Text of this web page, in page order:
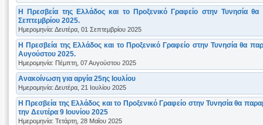
Η Πρεσβεία της Ελλάδος και το Προξενικό Γραφείο στην Τυνησία
Σεπτεμβρίου 2025.
Ημερομηνία: Δευτέρα, 01 Σεπτεμβρίου 2025
Η Πρεσβεία της Ελλάδος και το Προξενικό Γραφείο στην Τυνησία θα
Αυγούστου 2025.
Ημερομηνία: Πέμπτη, 07 Αυγούστου 2025
Ανακοίνωση για αργία 25ης Ιουλίου
Ημερομηνία: Δευτέρα, 21 Ιουλίου 2025
Η Πρεσβεία της Ελλάδος και το Προξενικό Γραφείο στην Τυνησία θα
την Δευτέρα 9 Ιουνίου 2025
Ημερομηνία: Τετάρτη, 28 Μαΐου 2025